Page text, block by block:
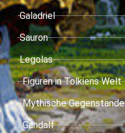
Galadriel
Sauron
Legolas
Figuren in Tolkiens Welt
Mythische Gegenstände
Gandalf